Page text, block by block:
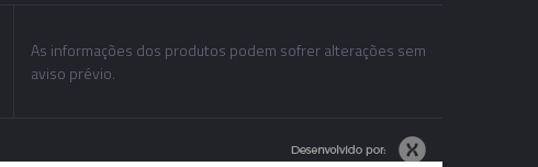
As informações dos produtos podem sofrer alterações sem
aviso prévio.